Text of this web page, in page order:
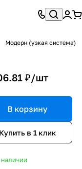
Модерн (узкая система)
₽/шт
В корзину
Купить в 1 клик